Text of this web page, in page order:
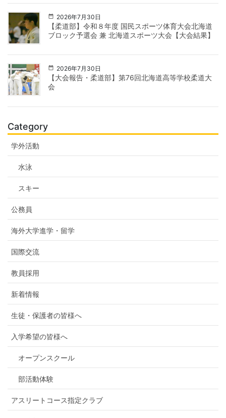
2026年7月30日
【柔道部】令和８年度 国民スポーツ体育大会北海道
ブロック予選会 兼 北海道スポーツ大会【大会結果】
2026年7月30日
【大会報告・柔道部】第76回北海道高等学校柔道大
会
Category
学外活動
水泳
スキー
公務員
海外大学進学・留学
国際交流
教員採用
新着情報
生徒・保護者の皆様へ
入学希望の皆様へ
オープンスクール
部活動体験
アスリートコース指定クラブ